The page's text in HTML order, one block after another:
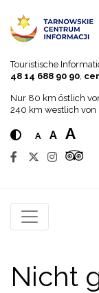
Touristische
48 14 688 90 90
Nur 80 km östlich
240 km westlich von
A A A
Nicht